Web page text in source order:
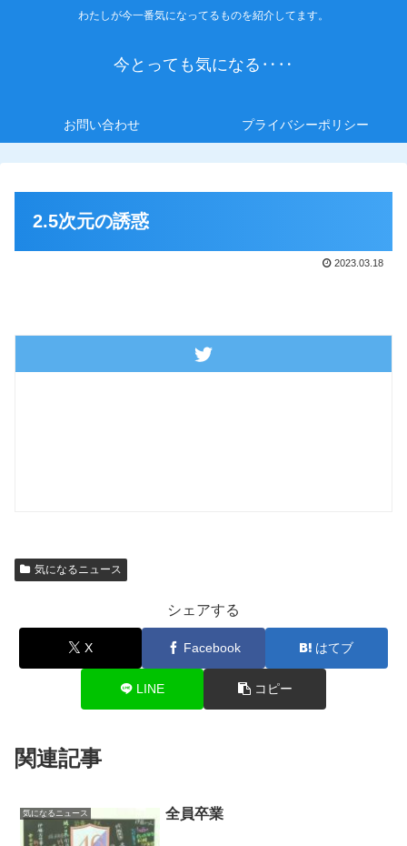
わたしが今一番気になってるものを紹介してます。
今とっても気になる‥‥
お問い合わせ プライバシーポリシー
2.5次元の誘惑
2023.03.18
気になるニュース
シェアする
X Facebook はてブ
LINE コピー
関連記事
気になるニュース 全員卒業